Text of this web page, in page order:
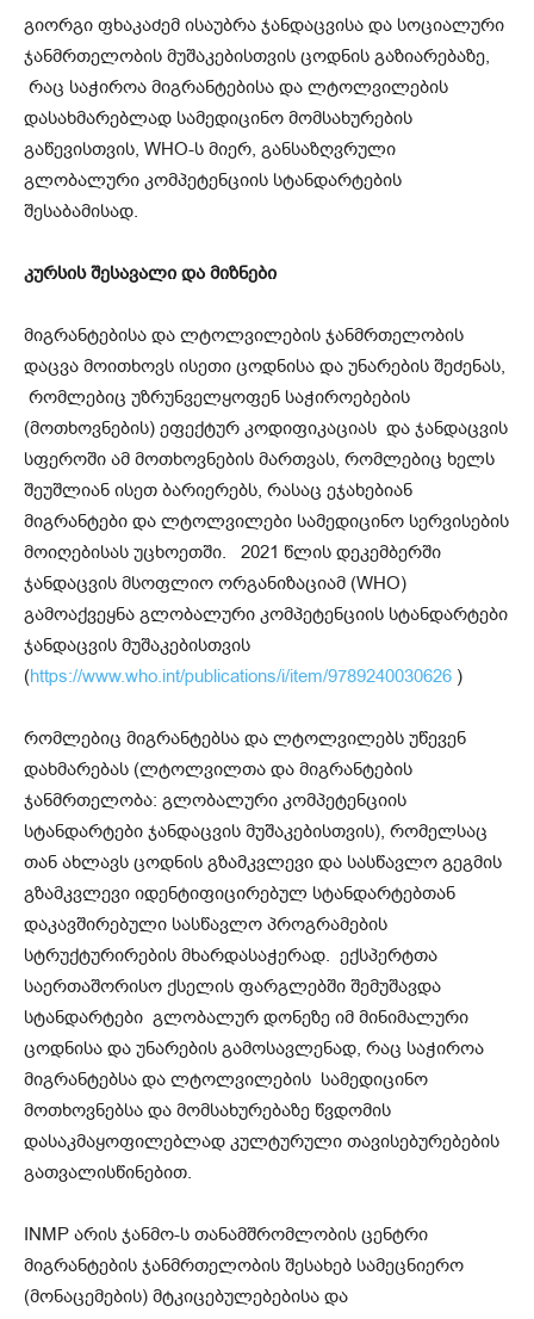
გიორგი ფხაკაძემ ისაუბრა ჯანდაცვისა და სოციალური
ჯანმრთელობის მუშაკებისთვის ცოდნის გაზიარებაზე,
რაც საჭიროა მიგრანტებისა და ლტოლვილების
დასახმარებლად სამედიცინო მომსახურების
გაწევისთვის, WHO-ს მიერ, განსაზღვრული
გლობალური კომპეტენციის სტანდარტების
შესაბამისად.
კურსის შესავალი და მიზნები
მიგრანტებისა და ლტოლვილების ჯანმრთელობის
დაცვა მოითხოვს ისეთი ცოდნისა და უნარების შეძენას,
რომლებიც უზრუნველყოფენ საჭიროებების
(მოთხოვნების) ეფექტურ კოდიფიკაციას და ჯანდაცვის
სფეროში ამ მოთხოვნების მართვას, რომლებიც ხელს
შეუშლიან ისეთ ბარიერებს, რასაც ეჯახებიან
მიგრანტები და ლტოლვილები სამედიცინო სერვისების
მოიღებისას უცხოეთში. 2021 წლის დეკემბერში
ჯანდაცვის მსოფლიო ორგანიზაციამ (WHO)
გამოაქვეყნა გლობალური კომპეტენციის სტანდარტები
ჯანდაცვის მუშაკებისთვის
(https://www.who.int/publications/i/item/9789240030626 )
რომლებიც მიგრანტებსა და ლტოლვილებს უწევენ
დახმარებას (ლტოლვილთა და მიგრანტების
ჯანმრთელობა: გლობალური კომპეტენციის
სტანდარტები ჯანდაცვის მუშაკებისთვის), რომელსაც
თან ახლავს ცოდნის გზამკვლევი და სასწავლო გეგმის
გზამკვლევი იდენტიფიცირებულ სტანდარტებთან
დაკავშირებული სასწავლო პროგრამების
სტრუქტურირების მხარდასაჭერად. ექსპერტთა
საერთაშორისო ქსელის ფარგლებში შემუშავდა
სტანდარტები გლობალურ დონეზე იმ მინიმალური
ცოდნისა და უნარების გამოსავლენად, რაც საჭიროა
მიგრანტებსა და ლტოლვილების სამედიცინო
მოთხოვნებსა და მომსახურებაზე წვდომის
დასაკმაყოფილებლად კულტურული თავისებურებების
გათვალისწინებით.
INMP არის ჯანმო-ს თანამშრომლობის ცენტრი
მიგრანტების ჯანმრთელობის შესახებ სამეცნიერო
(მონაცემების) მტკიცებულებებისა და